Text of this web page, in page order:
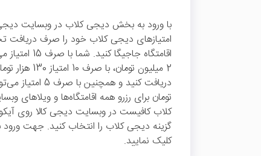
با ورود به بخش دیجی کلاب در وبسایت دیجی
امتیازهای دیجی کلاب خود را صرف دریافت
تومان برای رزرو همه اقامتگاه‌ها و ویلاهای
کلاب کافیست در وبسایت دیجی کالا روی
گزینه دیجی کلاب را انتخاب کنید. جهت
کلیک نمایید.